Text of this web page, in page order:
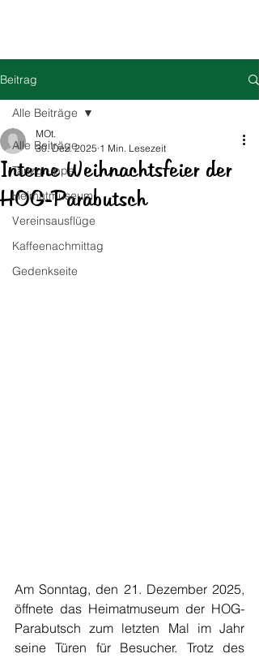
Beitrag
Alle Beiträge
Tanzgruppe
Heimatmuseum
Vereinsausflüge
Kaffeenachmittag
Gedenkseite
Alle Beiträge
Interne Weihnachtsfeier der
HOG-Parabutsch
MOt.
30. Dez. 2025 1 Min. Lesezeit
Am Sonntag, den 21. Dezember 2025,
öffnete das Heimatmuseum der HOG-
Parabutsch zum letzten Mal im Jahr
seine Türen für Besucher. Trotz des